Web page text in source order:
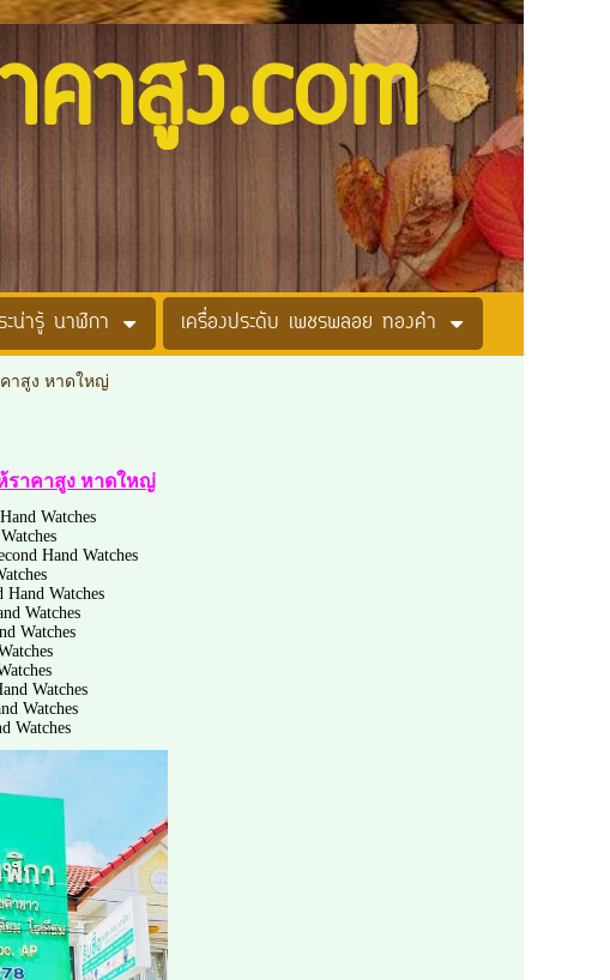
าสูง.com
ะน่ารู้ นาฬิกา เครื่องประดับ เพชรพลอย ทองคำ
าสูง หาดใหญ่
ราคาสูง หาดใหญ่
Watches
Hand Watches
Hand Watches
Watches
Watches
Watches
Watches
Watches